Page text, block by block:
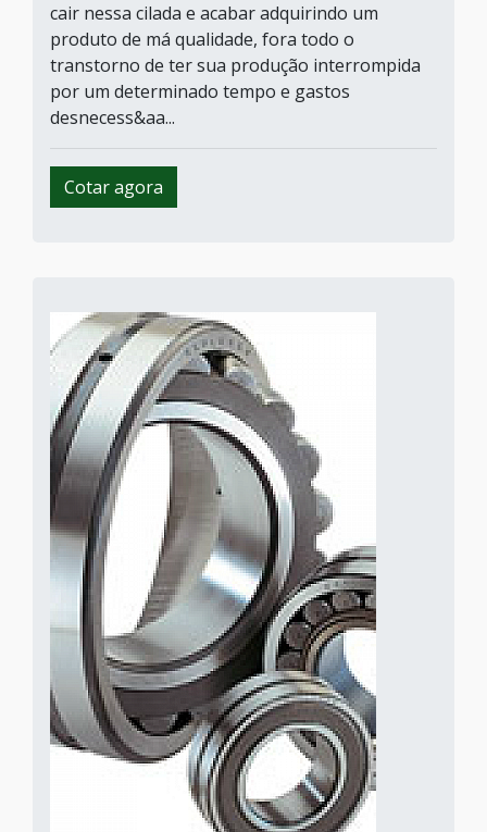
cair nessa cilada e acabar adquirindo um
produto de má qualidade, fora todo o
transtorno de ter sua produção interrompida
por um determinado tempo e gastos
desnecess&aa...
Cotar agora